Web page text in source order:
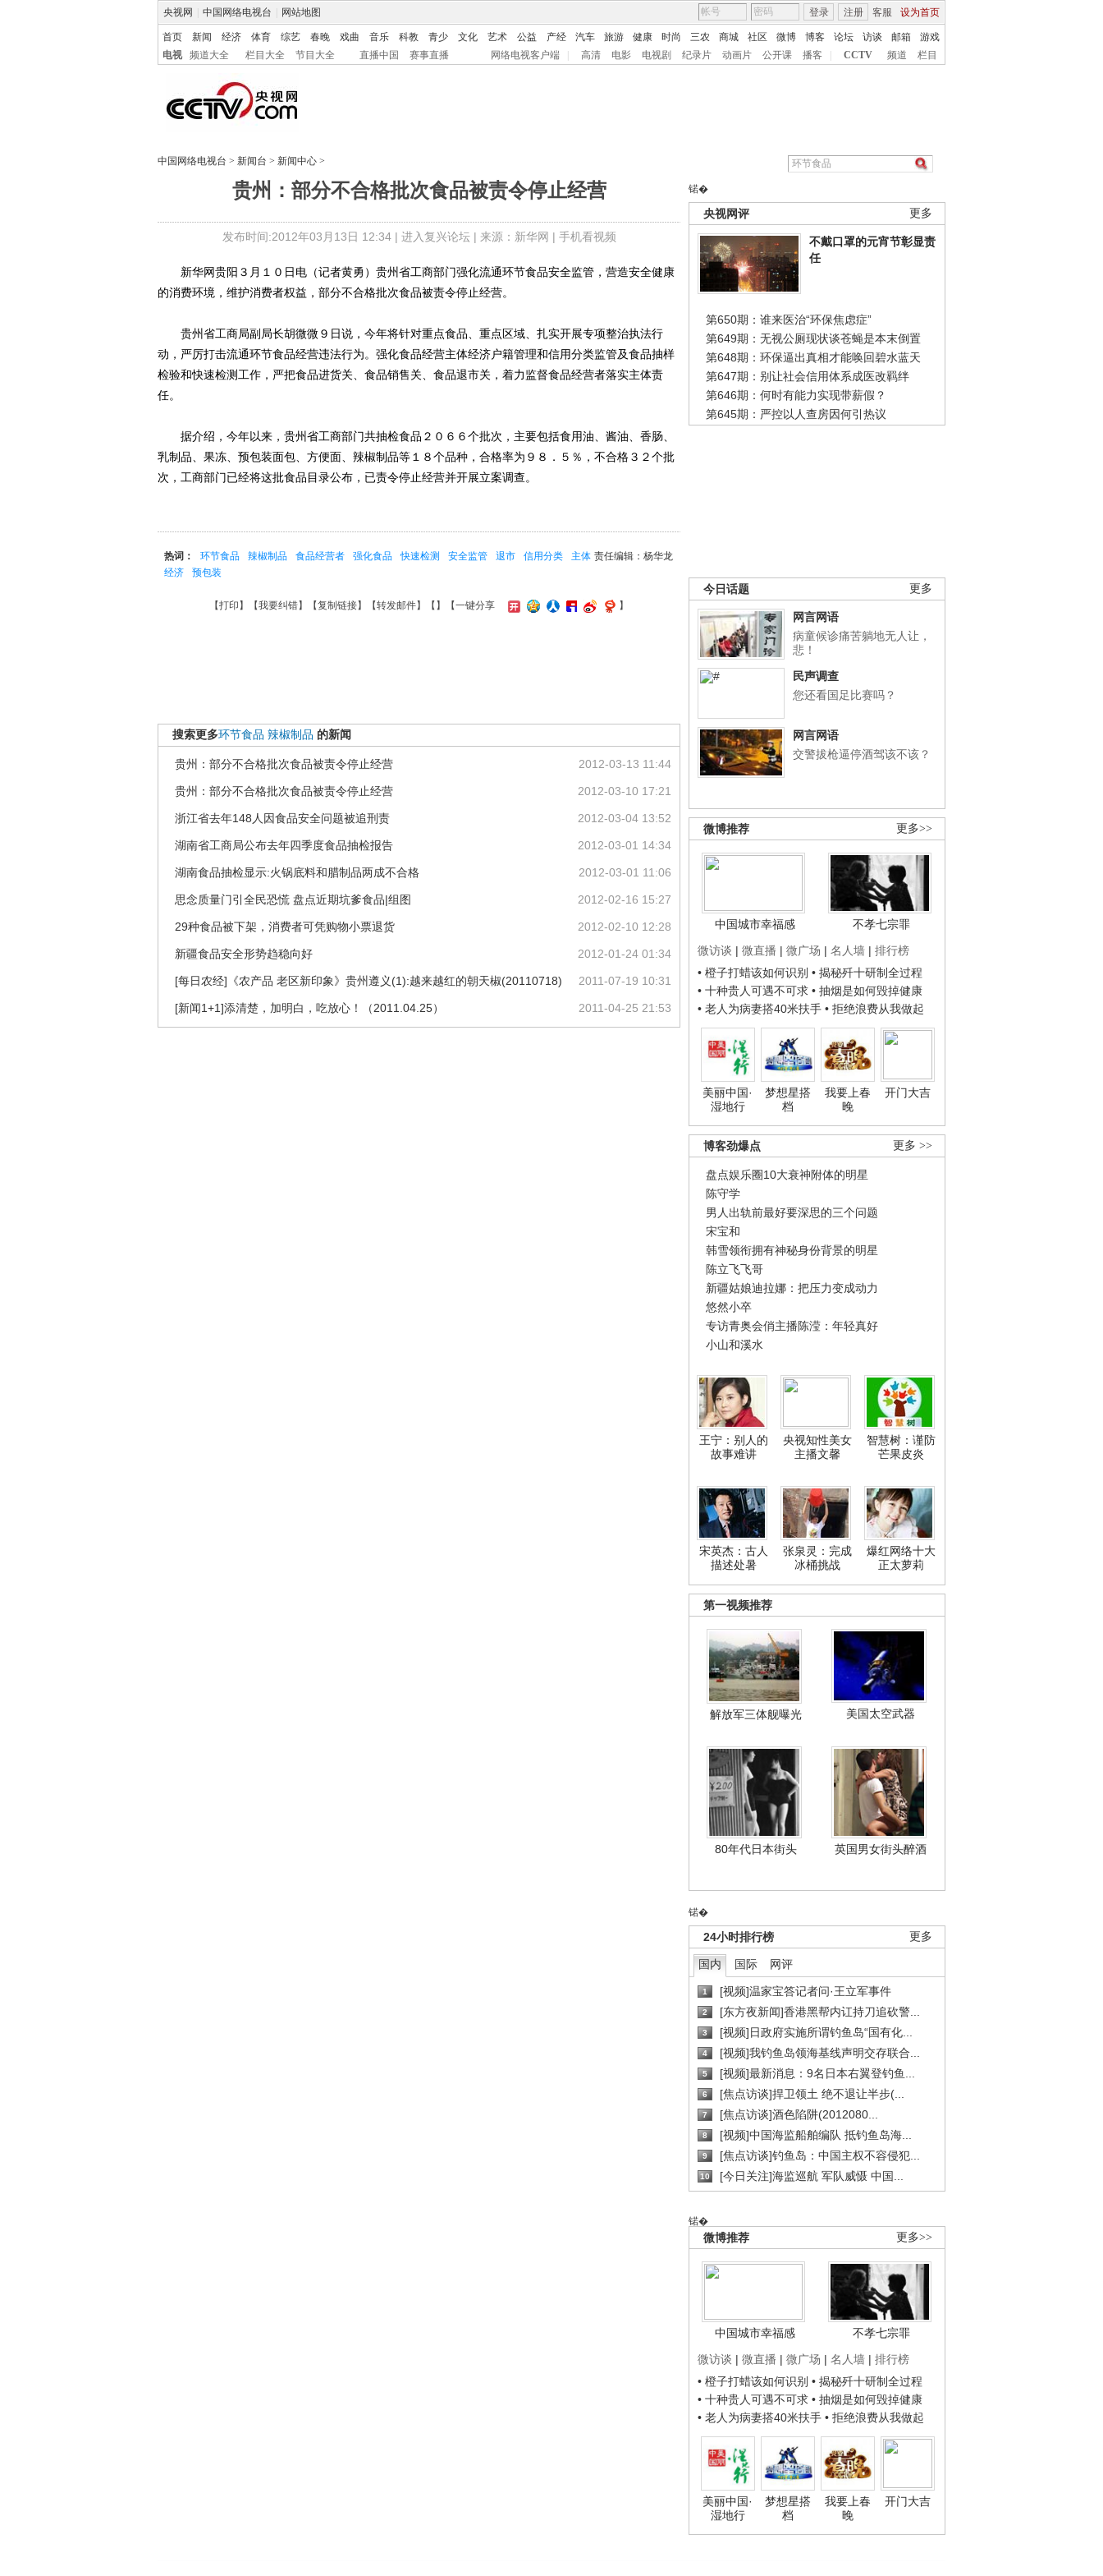
央视网 中国网络电视台 网站地图 客服 设为首页
登录 注册
首页 新闻 经济 体育 综艺 春晚 戏曲 音乐 科教 青少 文化 艺术 公益 产经 汽车 旅游 健康 时尚 三农 商城 社区 微博 博客 论坛 访谈 邮箱
游戏
电视
频道大全 栏目大全 节目大全 直播中国 赛事直播 网络电视客户端 高清 电影 电视剧 纪录片 动画片 公开课 播客 CCTV 频道 栏目
中国网络电视台 > 新闻台 > 新闻中心 >
贵州：部分不合格批次食品被责令停止经营
发布时间:2012年03月13日 12:34 | 进入复兴论坛| 来源：新华网 | 手机看视频
锘�
更多
央视网评
不戴口罩的元宵节彰显责
任
第650期：谁来医治“环保焦虑症”
第649期：无视公厕现状谈苍蝇是本末倒置
第648期：环保逼出真相才能唤回碧水蓝天
第647期：别让社会信用体系成医改羁绊
第646期：何时有能力实现带薪假？
第645期：严控以人查房因何引热议
更多
今日话题
网言网语
病童候诊痛苦躺地无人让，
悲！
民声调查
您还看国足比赛吗？
网言网语
交警拔枪逼停酒驾该不该？
更多>>
微博推荐
中国城市幸福感
不孝七宗罪
微访谈 | 微直播 | 微广场 | 名人墙 | 排行榜
• 橙子打蜡该如何识别 • 揭秘歼十研制全过程
• 十种贵人可遇不可求 • 抽烟是如何毁掉健康
• 老人为病妻搭40米扶手 • 拒绝浪费从我做起
美丽中国·
湿地行
梦想星搭
档
我要上春
晚
开门大吉
更多 >>
博客劲爆点
盘点娱乐圈10大衰神附体的明星
陈守学
男人出轨前最好要深思的三个问题
宋宝和
韩雪领衔拥有神秘身份背景的明星
陈立飞飞哥
新疆姑娘迪拉娜：把压力变成动力
悠然小卒
专访青奥会俏主播陈滢：年轻真好
小山和溪水
王宁：别人的
故事难讲
央视知性美女
主播文馨
智慧树：谨防
芒果皮炎
宋英杰：古人
描述处暑
张泉灵：完成
冰桶挑战
爆红网络十大
正太萝莉
第一视频推荐
解放军三体舰曝光 美国太空武器
80年代日本街头 英国男女街头醉酒
锘�
更多
24小时排行榜
国内 国际 网评
1 [视频]温家宝答记者问·王立军事件
2 [东方夜新闻]香港黑帮内讧持刀追砍警...
3 [视频]日政府实施所谓钓鱼岛“国有化...
4 [视频]我钓鱼岛领海基线声明交存联合...
5 [视频]最新消息：9名日本右翼登钓鱼...
6 [焦点访谈]捍卫领土 绝不退让半步(...
7 [焦点访谈]酒色陷阱(2012080...
8 [视频]中国海监船舶编队 抵钓鱼岛海...
9 [焦点访谈]钓鱼岛：中国主权不容侵犯...
10 [今日关注]海监巡航 军队威慑 中国...
锘�
更多>>
微博推荐
中国城市幸福感
不孝七宗罪
微访谈 | 微直播 | 微广场 | 名人墙 | 排行榜
• 橙子打蜡该如何识别 • 揭秘歼十研制全过程
• 十种贵人可遇不可求 • 抽烟是如何毁掉健康
• 老人为病妻搭40米扶手 • 拒绝浪费从我做起
美丽中国·
湿地行
梦想星搭
档
我要上春
晚
开门大吉
新华网贵阳３月１０日电（记者黄勇）贵州省工商部门强化流通环节食品安全监管，营造安全健康
的消费环境，维护消费者权益，部分不合格批次食品被责令停止经营。
贵州省工商局副局长胡微微９日说，今年将针对重点食品、重点区域、扎实开展专项整治执法行
动，严厉打击流通环节食品经营违法行为。强化食品经营主体经济户籍管理和信用分类监管及食品抽样
检验和快速检测工作，严把食品进货关、食品销售关、食品退市关，着力监督食品经营者落实主体责
任。
据介绍，今年以来，贵州省工商部门共抽检食品２０６６个批次，主要包括食用油、酱油、香肠、
乳制品、果冻、预包装面包、方便面、辣椒制品等１８个品种，合格率为９８．５％，不合格３２个批
次，工商部门已经将这批食品目录公布，已责令停止经营并开展立案调查。
责任编辑：杨华龙
热词： 环节食品 辣椒制品 食品经营者 强化食品 快速检测 安全监管 退市 信用分类
主体
经济
预包装
【打印 】【我要纠错】【复制链接】【转发邮件】【 】 【一键分享 】
搜索更多环节食品 辣椒制品 的新闻
2012-03-13 11:44
贵州：部分不合格批次食品被责令停止经营
2012-03-10 17:21
贵州：部分不合格批次食品被责令停止经营
2012-03-04 13:52
浙江省去年148人因食品安全问题被追刑责
2012-03-01 14:34
湖南省工商局公布去年四季度食品抽检报告
2012-03-01 11:06
湖南食品抽检显示:火锅底料和腊制品两成不合格
2012-02-16 15:27
思念质量门引全民恐慌 盘点近期坑爹食品|组图
2012-02-10 12:28
29种食品被下架，消费者可凭购物小票退货
2012-01-24 01:34
新疆食品安全形势趋稳向好
2011-07-19 10:31
[每日农经]《农产品 老区新印象》贵州遵义(1):越来越红的朝天椒(20110718)
2011-04-25 21:53
[新闻1+1]添清楚，加明白，吃放心！（2011.04.25）